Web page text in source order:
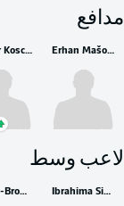
مدافع
Erhan Mašović
Kacper Koscierski
لاعب وسط
Ibrahima Sissoko
Moritz-Broni Kwarteng